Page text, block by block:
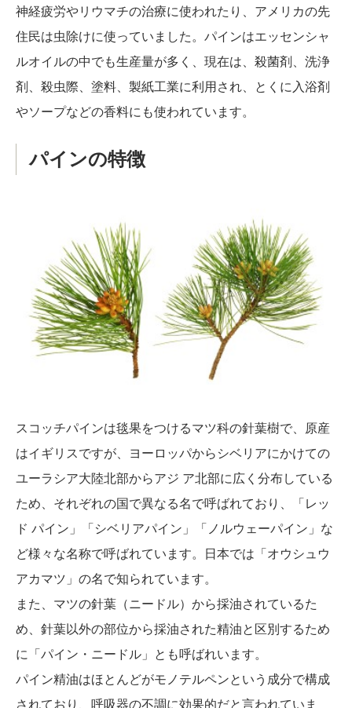
神経疲労やリウマチの治療に使われたり、アメリカの先
住民は虫除けに使っていました。パインはエッセンシャ
ルオイルの中でも生産量が多く、現在は、殺菌剤、洗浄
剤、殺虫際、塗料、製紙工業に利用され、とくに入浴剤
やソープなどの香料にも使われています。
パインの特徴
スコッチパインは毯果をつけるマツ科の針葉樹で、原産
はイギリスですが、ヨーロッパからシベリアにかけての
ユーラシア大陸北部からアジ ア北部に広く分布している
ため、それぞれの国で異なる名で呼ばれており、「レッ
ド パイン」「シベリアパイン」「ノルウェーパイン」な
ど様々な名称で呼ばれています。日本では「オウシュウ
アカマツ」の名で知られています。
また、マツの針葉（ニードル）から採油されているた
め、針葉以外の部位から採油された精油と区別するため
に「パイン・ニードル」とも呼ばれいます。
パイン精油はほとんどがモノテルペンという成分で構成
されており、呼吸器の不調に効果的だと言われていま